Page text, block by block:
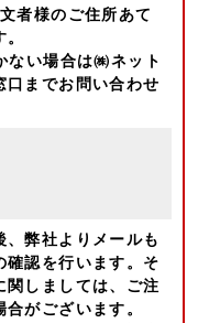
者様のご住所あて
ない場合は㈱ネット
口までお問い合わせ
弊社よりメールも
確認を行います。そ
関しましては、ご注
がございます。